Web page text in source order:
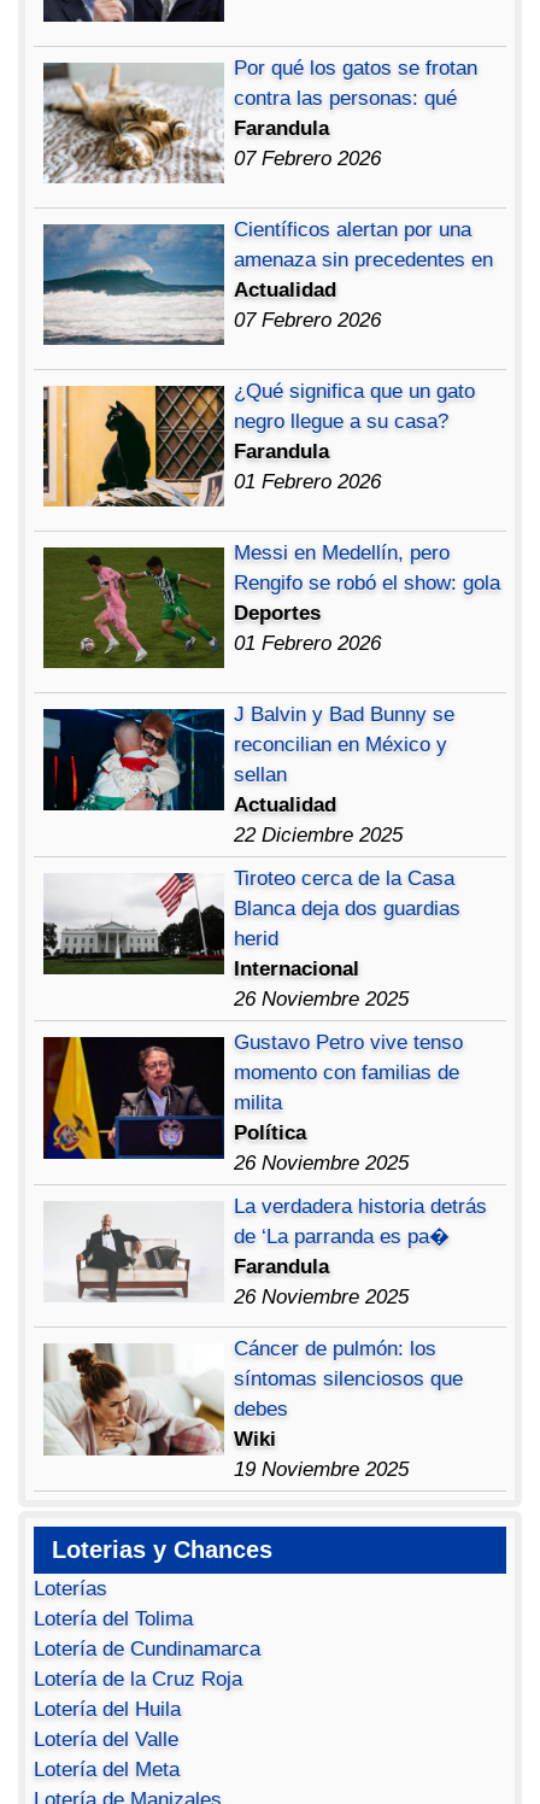
Por qué los gatos se frotan
contra las personas: qué
Farandula
07 Febrero 2026
Científicos alertan por una
amenaza sin precedentes en
Actualidad
07 Febrero 2026
¿Qué significa que un gato
negro llegue a su casa?
Farandula
01 Febrero 2026
Messi en Medellín, pero
Rengifo se robó el show: gola
Deportes
01 Febrero 2026
J Balvin y Bad Bunny se
reconcilian en México y
sellan
Actualidad
22 Diciembre 2025
Tiroteo cerca de la Casa
Blanca deja dos guardias
herid
Internacional
26 Noviembre 2025
Gustavo Petro vive tenso
momento con familias de
milita
Política
26 Noviembre 2025
La verdadera historia detrás
de ‘La parranda es pa�
Farandula
26 Noviembre 2025
Cáncer de pulmón: los
síntomas silenciosos que
debes
Wiki
19 Noviembre 2025
Loterias y Chances
Loterías
Lotería del Tolima
Lotería de Cundinamarca
Lotería de la Cruz Roja
Lotería del Huila
Lotería del Valle
Lotería del Meta